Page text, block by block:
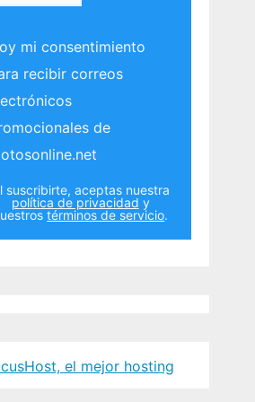
mi consentimiento
recibir correos
de
suscribirte, aceptas nuestra
política de privacidad y
términos de servicio.